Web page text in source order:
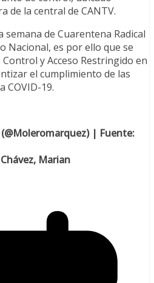
de la central de CANTV.
semana de Cuarentena Radical
Nacional, es por ello que se
y Acceso Restringido en
el cumplimiento de las
COVID-19.
| Fuente:
Marian